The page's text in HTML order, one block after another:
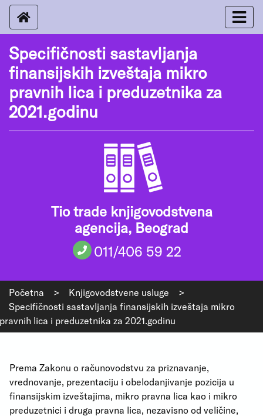
Specifičnosti sastavljanja
finansijskih izveštaja mikro
pravnih lica i preduzetnika za
2021.godinu
Tio trade knjigovodstvena
agencija, Beograd
011/406 59 22
Početna > Knjigovodstvene usluge
>
Specifičnosti sastavljanja finansijskih izveštaja mikro
pravnih lica i preduzetnika za 2021.godinu
Prema Zakonu o računovodstvu za priznavanje,
vrednovanje, prezentaciju i obelodanjivanje pozicija u
finansijskim izveštajima, mikro pravna lica kao i mikro
preduzetnici i druga pravna lica, nezavisno od veličine,